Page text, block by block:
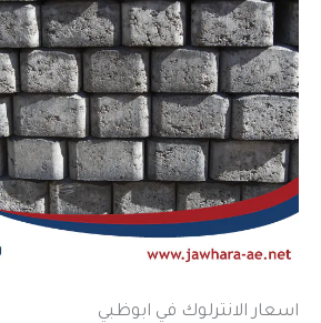
اسعار الانترلوك في ابوظبي